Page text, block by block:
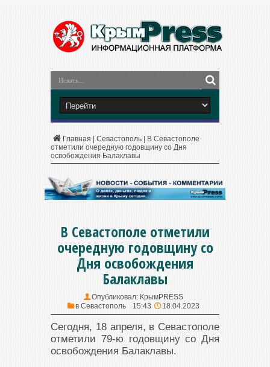
Главная Севастополь
В Севастополе
отметили очередную годовщину со Дня
освобождения Балаклавы
В Севастополе отметили
очередную годовщину со
Дня освобождения
Балаклавы
Опубликовал: КрымPRESS
в Севастополь 15:43 18.04.2023
Сегодня, 18 апреля, в Севастополе
отметили 79-ю годовщину со Дня
освобождения Балаклавы.